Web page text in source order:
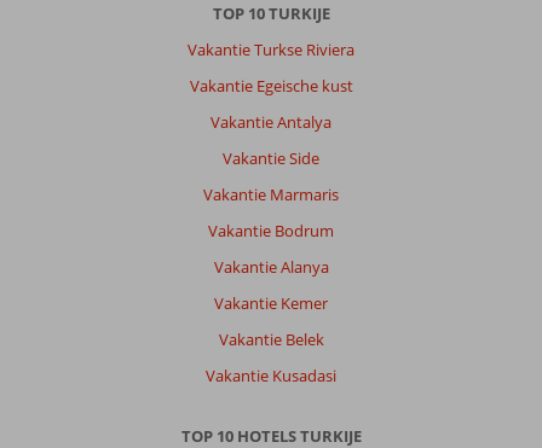
TOP 10 TURKIJE
Vakantie Turkse Riviera
Vakantie Egeische kust
Vakantie Antalya
Vakantie Side
Vakantie Marmaris
Vakantie Bodrum
Vakantie Alanya
Vakantie Kemer
Vakantie Belek
Vakantie Kusadasi
TOP 10 HOTELS TURKIJE